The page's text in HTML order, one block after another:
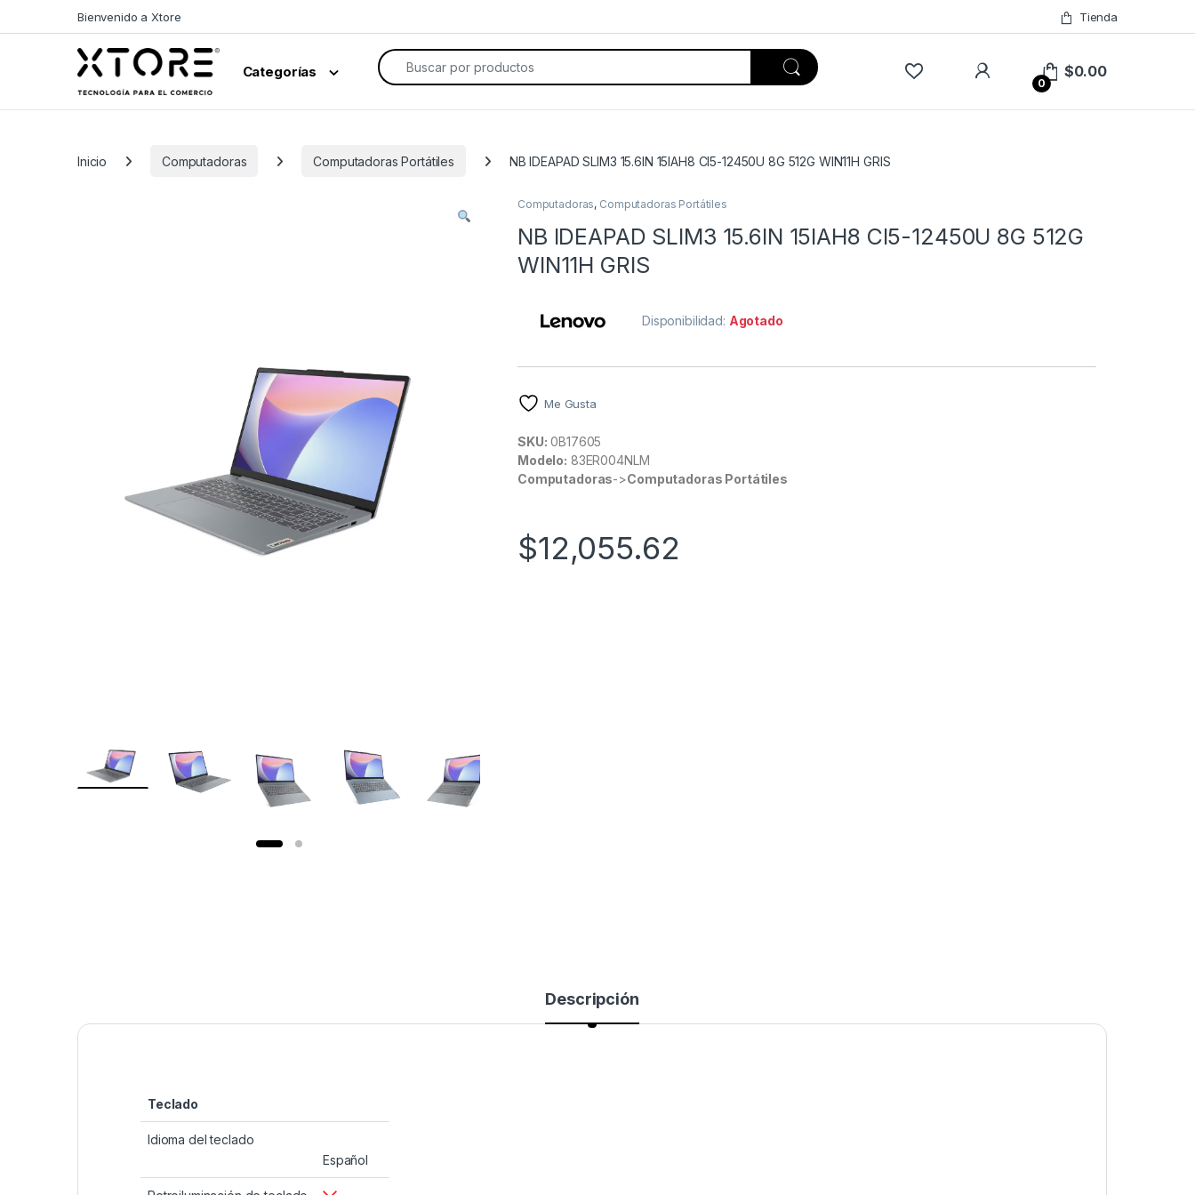
Bienvenido a Xtore Tienda
Categorías
Search for:
0
$0.00
Inicio Computadoras Computadoras Portátiles NB IDEAPAD SLIM3 15.6IN 15IAH8 CI5-12450U 8G 512G WIN11H GRIS
Computadoras, Computadoras Portátiles
NB IDEAPAD SLIM3 15.6IN 15IAH8 CI5-12450U 8G 512G
WIN11H GRIS
Disponibilidad: Agotado
Me Gusta
SKU: 0B17605
Modelo: 83ER004NLM
Computadoras->Computadoras Portátiles
$12,055.62
Descripción
Teclado
Idioma del teclado
Español